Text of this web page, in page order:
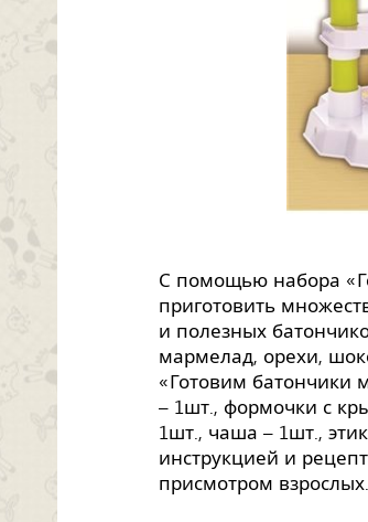
С помощью набора
приготовить
и полезных
мармелад, орехи,
«Готовим батончики
– 1шт., формочки с
1шт., чаша – 1шт.,
инструкцией и
присмотром